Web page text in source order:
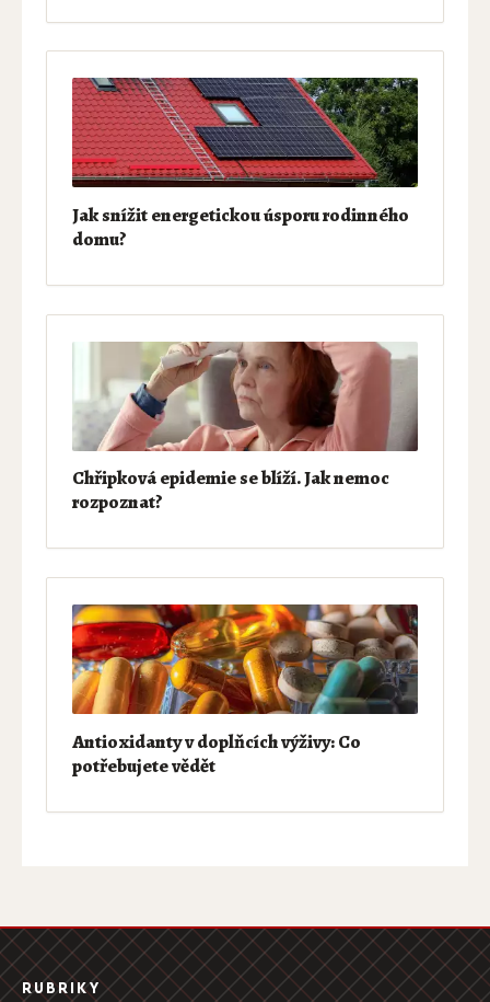
Jak snížit energetickou úsporu rodinného
domu?
Chřipková epidemie se blíží. Jak nemoc
rozpoznat?
Antioxidanty v doplňcích výživy: Co
potřebujete vědět
RUBRIKY